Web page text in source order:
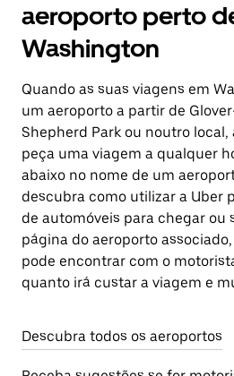
aeroporto perto
Washington
Quando as suas viagens em
um aeroporto a partir de
Shepherd Park ou noutro local,
peça uma viagem a qualquer
abaixo no nome de um
descubra como utilizar a Uber
de automóveis para chegar ou
página do aeroporto
pode encontrar com o
quanto irá custar a viagem e
Descubra todos os aeroportos